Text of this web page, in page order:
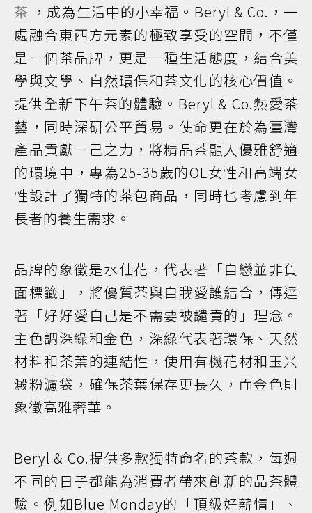
茶 ，成為生活中的小幸福。Beryl & Co.，一
處融合東西方元素的極致享受的空間，不僅
是一個茶品牌，更是一種生活態度，結合美
學與文學、自然環保和茶文化的核心價值。
提供全新下午茶的體驗。Beryl & Co.熱愛茶
藝，同時深研公平貿易。使命更在於為臺灣
產品貢獻一己之力，將精品茶融入優雅舒適
的環境中，專為25-35歲的OL女性和高端女
性設計了獨特的茶包商品，同時也考慮到年
長者的養生需求。
品牌的象徵是水仙花，代表著「自戀並非負
面標籤」，將優質茶與自我愛護結合，傳達
著「好好愛自己是不需要被譴責的」理念。
主色調深綠和金色，深綠代表著環保、天然
材料和茶葉的連結性，使用有機花材和玉米
澱粉濾袋，確保茶葉保存更長久，而金色則
象徵高雅奢華。
Beryl & Co.提供多款獨特命名的茶款，每週
不同的日子都能為消費者帶來創新的品茶體
驗。例如Blue Monday的「頂級好薪情」、